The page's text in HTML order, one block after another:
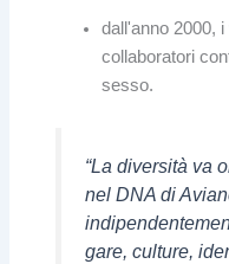
dall'anno 2000,
collaboratori
sesso.
“La diversità va
nel DNA di
gare, culture,